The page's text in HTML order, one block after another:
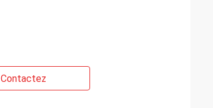
Contactez